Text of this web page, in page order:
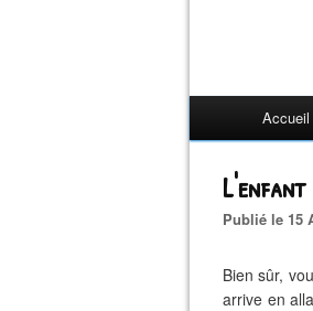
Accueil
L'enfant
Publié le 15
Bien sûr,
arrive en